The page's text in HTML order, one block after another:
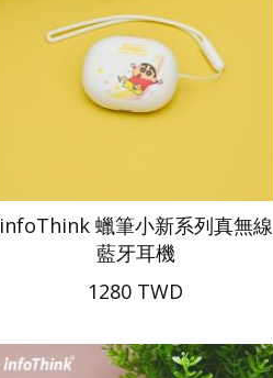
infoThink 蠟筆小新系列真無線
藍牙耳機
1280 TWD